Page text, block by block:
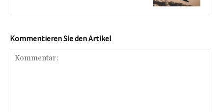
Kommentieren Sie den Artikel